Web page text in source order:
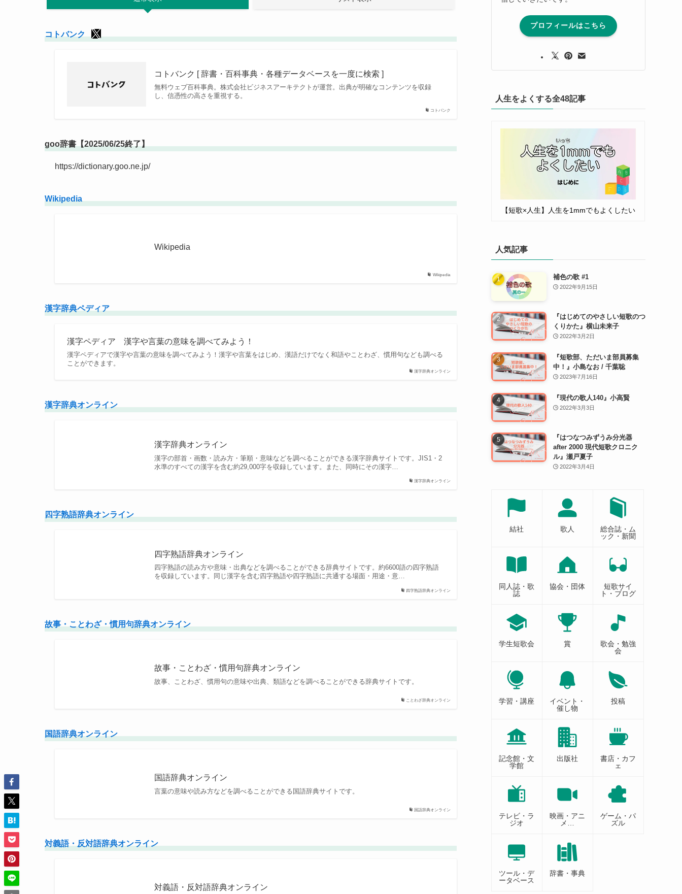
コトバンク
コトバンク
コトバンク [ 辞書・百科事典・各種データベースを一度に検索 ]
無料ウェブ百科事典。株式会社ビジネスアーキテクトが運営。出典が明確なコンテンツを収録
し、信憑性の高さを重視する。
goo辞書【2025/06/25終了】
https://dictionary.goo.ne.jp/
Wikipedia
Wikipedia
Wikipedia
漢字辞典ペディア
漢字辞典オンライン
漢字ペディア 漢字や言葉の意味を調べてみよう！
漢字ペディアで漢字や言葉の意味を調べてみよう！漢字や言葉をはじめ、漢語だけでなく和語やことわざ、慣用句なども調べる
ことができます。
漢字辞典オンライン
漢字辞典オンライン
漢字辞典オンライン
漢字の部首・画数・読み方・筆順・意味などを調べることができる漢字辞典サイトです。JIS1・2
水準のすべての漢字を含む約29,000字を収録しています。また、同時にその漢字…
四字熟語辞典オンライン
四字熟語辞典オンライン
四字熟語辞典オンライン
四字熟語の読み方や意味・出典などを調べることができる辞典サイトです。約6600語の四字熟語
を収録しています。同じ漢字を含む四字熟語や四字熟語に共通する場面・用途・意…
故事・ことわざ・慣用句辞典オンライン
ことわざ辞典オンライン
故事・ことわざ・慣用句辞典オンライン
故事、ことわざ、慣用句の意味や出典、類語などを調べることができる辞典サイトです。
国語辞典オンライン
国語辞典オンライン
国語辞典オンライン
言葉の意味や読み方などを調べることができる国語辞典サイトです。
対義語・反対語辞典オンライン
対義語・反対語辞典オンライン
プロフィールはこちら
人生をよくする全48記事
【短歌×人生】人生を1mmでもよくしたい
人気記事
補色の歌 #1
2022年9月15日
『はじめてのやさしい短歌のつ
くりかた』横山未来子
2022年3月2日
『短歌部、ただいま部員募集
中！』小島なお / 千葉聡
2023年7月16日
『現代の歌人140』小高賢
2022年3月3日
『はつなつみずうみ分光器
after 2000 現代短歌クロニク
ル』瀬戸夏子
2022年3月4日
結社 歌人
総合誌・ム
ック・新聞
同人誌・歌
誌
協会・団体
短歌サイ
ト・ブログ
学生短歌会 賞
歌会・勉強
会
学習・講座
イベント・
催し物
投稿
記念館・文
学館
出版社
書店・カフ
ェ
テレビ・ラ
ジオ
映画・アニ
メ…
ゲーム・パ
ズル
ツール・デ
ータベース
辞書・事典